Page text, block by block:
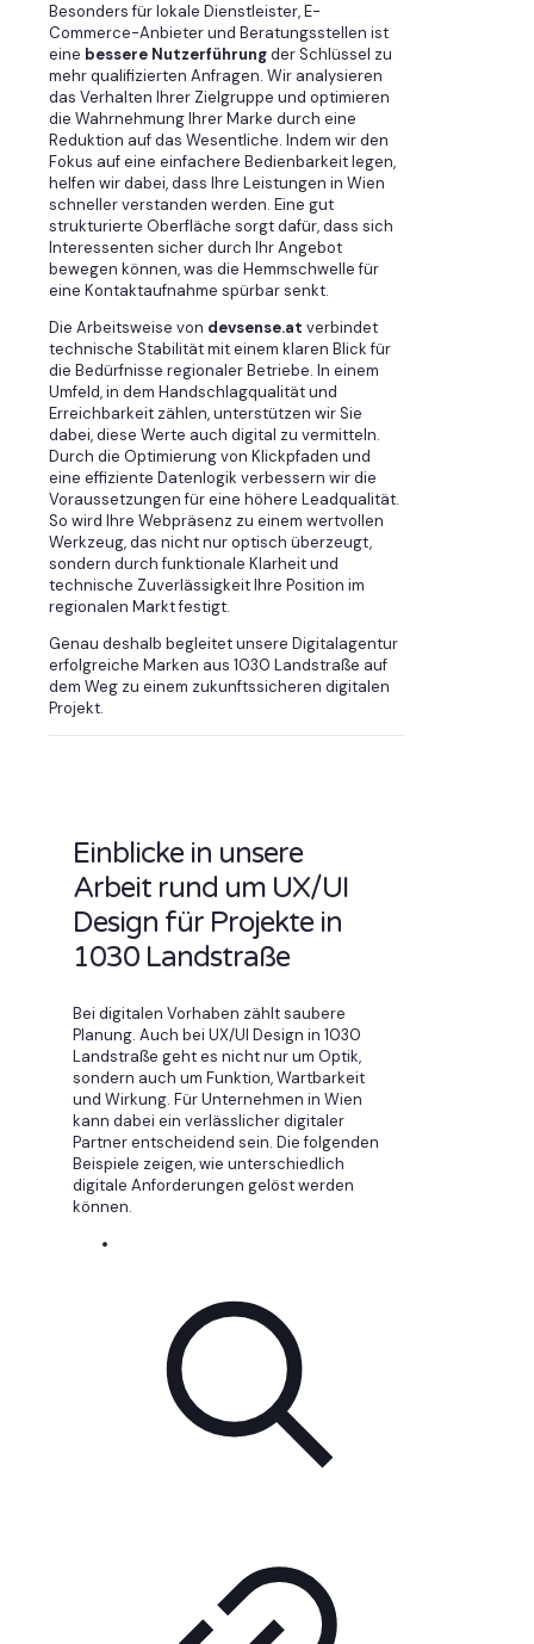
Besonders für lokale Dienstleister, E-
Commerce-Anbieter und Beratungsstellen ist
eine bessere Nutzerführungder Schlüssel zu
mehr qualifizierten Anfragen. Wir analysieren
das Verhalten Ihrer Zielgruppe und optimieren
die Wahrnehmung Ihrer Marke durch eine
Reduktion auf das Wesentliche. Indem wir den
Fokus auf eine einfachere Bedienbarkeit legen,
helfen wir dabei, dass Ihre Leistungen in Wien
schneller verstanden werden. Eine gut
strukturierte Oberfläche sorgt dafür, dass sich
Interessenten sicher durch Ihr Angebot
bewegen können, was die Hemmschwelle für
eine Kontaktaufnahme spürbar senkt.
Die Arbeitsweise von devsense.at verbindet
technische Stabilität mit einem klaren Blick für
die Bedürfnisse regionaler Betriebe. In einem
Umfeld, in dem Handschlagqualität und
Erreichbarkeit zählen, unterstützen wir Sie
dabei, diese Werte auch digital zu vermitteln.
Durch die Optimierung von Klickpfaden und
eine effiziente Datenlogik verbessern wir die
Voraussetzungen für eine höhere Leadqualität.
So wird Ihre Webpräsenz zu einem wertvollen
Werkzeug, das nicht nur optisch überzeugt,
sondern durch funktionale Klarheit und
technische Zuverlässigkeit Ihre Position im
regionalen Markt festigt.
Genau deshalb begleitet unsere Digitalagentur
erfolgreiche Marken aus 1030 Landstraße auf
dem Weg zu einem zukunftssicheren digitalen
Projekt.
Einblicke in unsere
Arbeit rund um UX/UI
Design für Projekte in
1030 Landstraße
Bei digitalen Vorhaben zählt saubere
Planung. Auch bei UX/UI Design in 1030
Landstraße geht es nicht nur um Optik,
sondern auch um Funktion, Wartbarkeit
und Wirkung. Für Unternehmen in Wien
kann dabei ein verlässlicher digitaler
Partner entscheidend sein. Die folgenden
Beispiele zeigen, wie unterschiedlich
digitale Anforderungen gelöst werden
können.